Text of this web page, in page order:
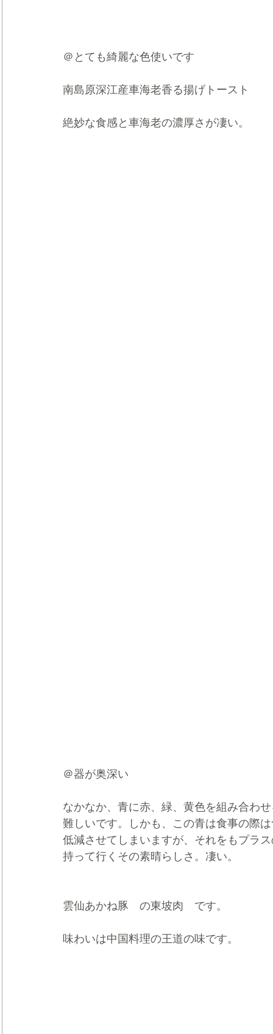
＠とても綺麗な色使いです
南島原深江産車海老香る揚げトースト
絶妙な食感と車海老の濃厚さが凄い。
＠器が奥深い
なかなか、青に赤、緑、黄色を組み合わ
難しいです。しかも、この青は食事の際
低減させてしまいますが、それをもプラ
持って行くその素晴らしさ。凄い。
雲仙あかね豚　の東坡肉　です。
味わいは中国料理の王道の味です。